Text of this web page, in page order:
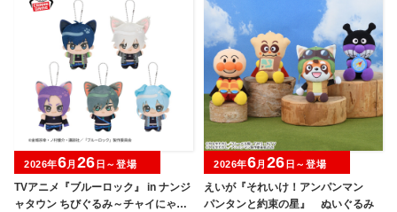
TVアニメ『ブルーロック』 in ナンジ
ャタウン ちびぐるみ～チャイにゃFe
2026年6月 26 日～登場
えいが『それいけ！アンパンマン
パンタンと約束の星』 ぬいぐるみ
2026年6月 26 日～登場